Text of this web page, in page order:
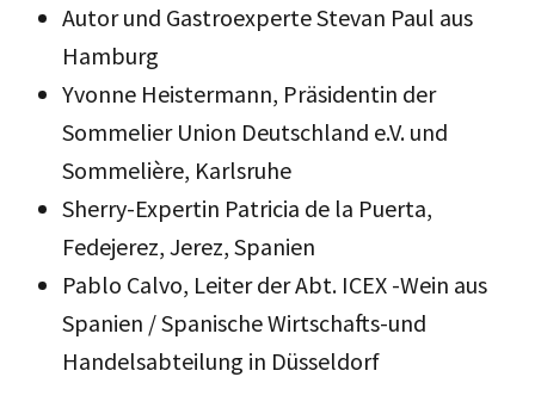
Autor und Gastroexperte Stevan Paul aus
Hamburg
Yvonne Heistermann, Präsidentin der
Sommelier Union Deutschland e.V. und
Sommelière, Karlsruhe
Sherry-Expertin Patricia de la Puerta,
Fedejerez, Jerez, Spanien
Pablo Calvo, Leiter der Abt. ICEX -Wein aus
Spanien / Spanische Wirtschafts-und
Handelsabteilung in Düsseldorf